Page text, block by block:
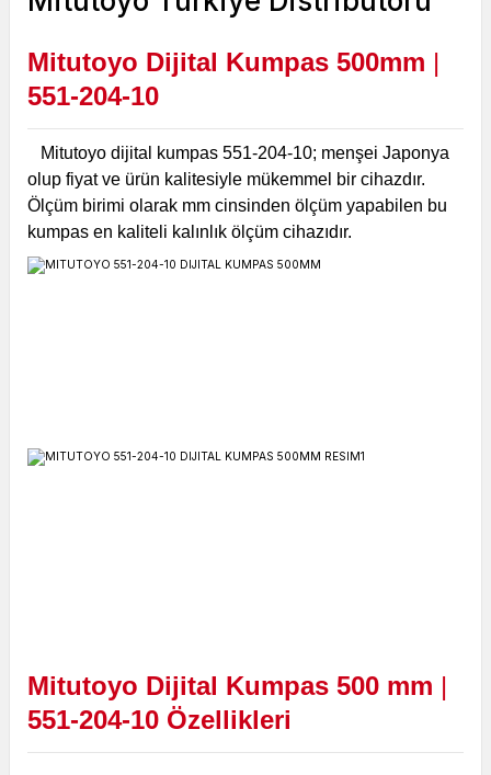
Mitutoyo Dijital Kumpas 500mm |
551-204-10
Mitutoyo dijital kumpas 551-204-10; menşei Japonya
olup fiyat ve ürün kalitesiyle mükemmel bir cihazdır.
Ölçüm birimi olarak mm cinsinden ölçüm yapabilen bu
kumpas en kaliteli kalınlık ölçüm cihazıdır.
Mitutoyo Dijital Kumpas 500 mm |
551-204-10 Özellikleri